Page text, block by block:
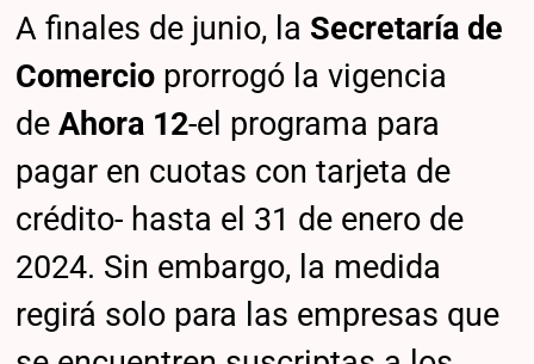
A finales de junio, la Secretaría de
Comercio prorrogó la vigencia
deAhora 12-el programa para
pagar en cuotas con tarjeta de
crédito- hasta el 31 de enero de
2024. Sin embargo, la medida
regirá solo para las empresas que